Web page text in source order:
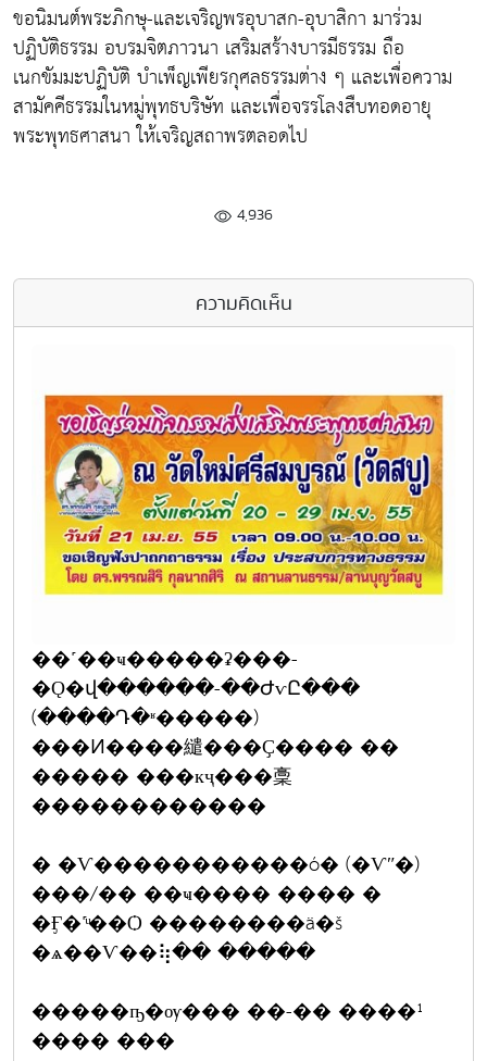
ขอนิมนต์พระภิกษุ-และเจริญพรอุบาสก-อุบาสิกา มาร่วม
ปฏิบัติธรรม อบรมจิตภาวนา เสริมสร้างบารมีธรรม ถือ
เนกขัมมะปฏิบัติ บำเพ็ญเพียรกุศลธรรมต่าง ๆ และเพื่อความ
สามัคคีธรรมในหมู่พุทธบริษัท และเพื่อจรรโลงสืบทอดอายุ
พระพุทธศาสนา ให้เจริญสถาพรตลอดไป
4,936
ความคิดเห็น
��˹��ҹ�����ʡ���-
�Ǫ�վ������-��ԺѵԸ���
(����Դ�ʶ�����)
���Ͷ����繾���Ҫ���� ��
����� ���кҷ���稾
������������
� �Ѵ�����������ó� (�Ѵʺ�)
���/�� ��ҹ���� ���� �
�Ӻ�˹ͧ��Ѻ ��������ä�š
�ѧ��Ѵ��⢷�� �����
�����ҧ�ѹ��� ��-�� ����¹
���� ���